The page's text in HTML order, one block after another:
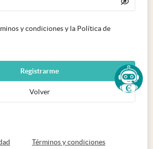
y condiciones y la Política de
Registrarme
Volver
abre en nueva pestaña
Términos y condicionesabre en nueva